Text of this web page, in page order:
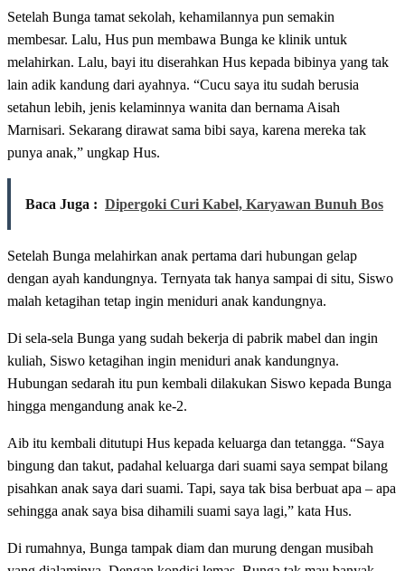
Setelah Bunga tamat sekolah, kehamilannya pun semakin
membesar. Lalu, Hus pun membawa Bunga ke klinik untuk
melahirkan. Lalu, bayi itu diserahkan Hus kepada bibinya yang tak
lain adik kandung dari ayahnya. “Cucu saya itu sudah berusia
setahun lebih, jenis kelaminnya wanita dan bernama Aisah
Marnisari. Sekarang dirawat sama bibi saya, karena mereka tak
punya anak,” ungkap Hus.
Baca Juga : Dipergoki Curi Kabel, Karyawan Bunuh Bos
Setelah Bunga melahirkan anak pertama dari hubungan gelap
dengan ayah kandungnya. Ternyata tak hanya sampai di situ, Siswo
malah ketagihan tetap ingin meniduri anak kandungnya.
Di sela-sela Bunga yang sudah bekerja di pabrik mabel dan ingin
kuliah, Siswo ketagihan ingin meniduri anak kandungnya.
Hubungan sedarah itu pun kembali dilakukan Siswo kepada Bunga
hingga mengandung anak ke-2.
Aib itu kembali ditutupi Hus kepada keluarga dan tetangga. “Saya
bingung dan takut, padahal keluarga dari suami saya sempat bilang
pisahkan anak saya dari suami. Tapi, saya tak bisa berbuat apa – apa
sehingga anak saya bisa dihamili suami saya lagi,” kata Hus.
Di rumahnya, Bunga tampak diam dan murung dengan musibah